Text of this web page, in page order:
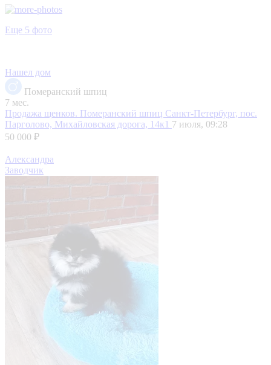
Еще 5 фото
Нашел дом
Померанский шпиц
7 мес.
Продажа щенков. Померанский шпиц Санкт-Петербург, пос.
Парголово, Михайловская дорога, 14к1 7 июля, 09:28
50 000 ₽
Александра
Заводчик